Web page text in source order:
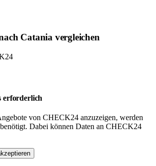
Catania vergleichen
erforderlich
von CHECK24 anzuzeigen, werden
Dabei können Daten an CHECK24